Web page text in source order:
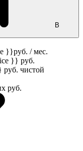
В
}}руб. / мес.
}} руб.
руб. чистой
руб.